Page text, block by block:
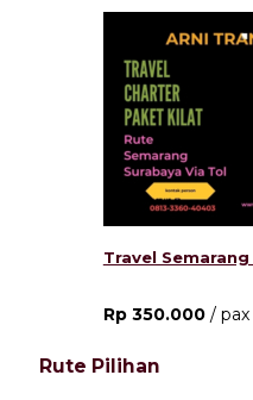
Travel
Rp 350.000 / pax
Rute Pilihan